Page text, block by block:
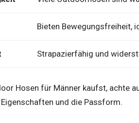
Bieten Bewegungsfreiheit,
Strapazierfähig und
Hosen für Männer kaufst, achte
und die Passform.